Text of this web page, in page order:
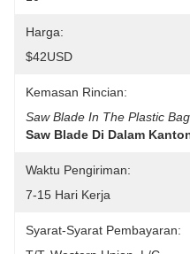
Harga:
$42USD
Kemasan Rincian:
Saw Blade In The Plastic
Saw Blade Di Dalam
Waktu Pengiriman:
7-15 Hari Kerja
Syarat-Syarat Pembayaran: